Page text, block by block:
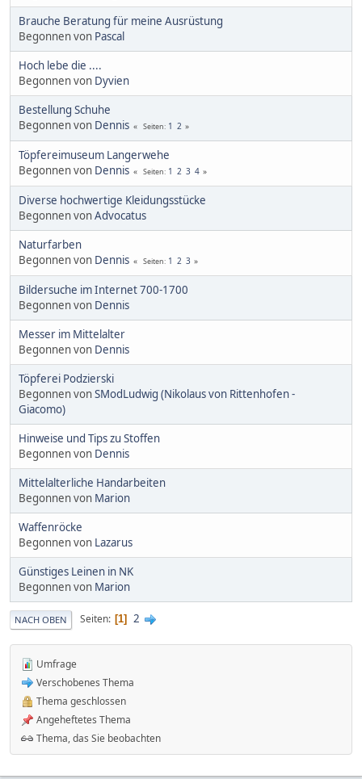
Brauche Beratung für meine Ausrüstung
Begonnen von Pascal
Hoch lebe die ....
Begonnen von Dyvien
Bestellung Schuhe
Begonnen von Dennis Seiten 1 2
Töpfereimuseum Langerwehe
Begonnen von Dennis Seiten 1 2 3 4
Diverse hochwertige Kleidungsstücke
Begonnen vonAdvocatus
Naturfarben
Begonnen von Dennis Seiten 1 2 3
Bildersuche im Internet 700-1700
Begonnen von Dennis
Messer im Mittelalter
Begonnen von Dennis
Töpferei Podzierski
Begonnen vonSModLudwig (Nikolaus von Rittenhofen -
Giacomo)
Hinweise und Tips zu Stoffen
Begonnen von Dennis
Mittelalterliche Handarbeiten
Begonnen von Marion
Waffenröcke
Begonnen von Lazarus
Günstiges Leinen in NK
Begonnen von Marion
NACH OBEN Seiten 1 2
Umfrage
Verschobenes Thema
Thema geschlossen
Angeheftetes Thema
Thema, das Sie beobachten